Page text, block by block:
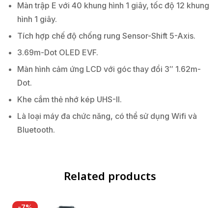
Màn trập E với 40 khung hình 1 giây, tốc độ 12 khung
hình 1 giây.
Tích hợp chế độ chống rung Sensor-Shift 5-Axis.
3.69m-Dot OLED EVF.
Màn hình cảm ứng LCD với góc thay đổi 3″ 1.62m-
Dot.
Khe cắm thẻ nhớ kép UHS-II.
Là loại máy đa chức năng, có thể sử dụng Wifi và
Bluetooth.
Related products